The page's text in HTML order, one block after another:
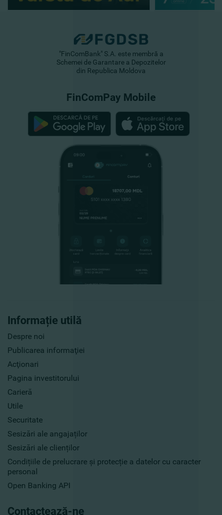
Informație utilă
Despre noi
Publicarea informaţiei
Acţionari
Pagina investitorului
Carieră
Utile
Securitate
Sesizări ale angajaților
Sesizări ale clienților
Condițiile de prelucrare și protecție a datelor cu caracter
personal
Open Banking API
Contactează-ne
"FinComBank" S.A. este membră a
Schemei de Garantare a Depozitelor
din Republica Moldova
FinComPay Mobile